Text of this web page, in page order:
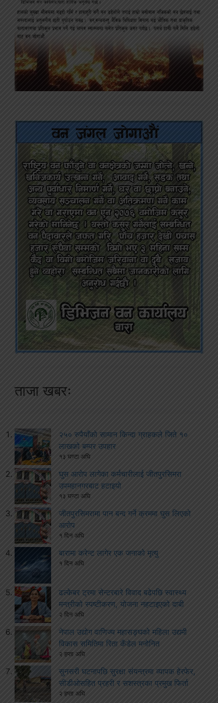
ताजा खबरः
२५० रुपैयाँको सामान किन्दा ग्राहकले जिते १०
लाखको बम्पर उपहार
१३ घण्टा अघि
घुस आरोप लागेका कर्मचारीलाई जीतपुरसिमरा
उपमहानगरबाट हटाइयो
१३ घण्टा अघि
जीतपुरसिमरामा पान बन्द गर्ने क्रममा घुस लिएको
आरोप
१ दिन अघि
बारामा करेन्ट लागेर एक जनाको मृत्यु
१ दिन अघि
ढल्केबर ट्रमा सेन्टरबारे विवाद बढेपछि स्वास्थ्य
मन्त्रीको स्पष्टीकरण, योजना नहटाइएको दाबी
२ दिन अघि
नेपाल उद्योग वाणिज्य महासङ्घको महिला उद्यमी
विकास समितिमा रिता कँडेल मनोनित
२ हप्ता अघि
सुनसरी घटनापछि सुरक्षा संयन्त्रमा व्यापक हेरफेर,
सीडीओसहित प्रहरी र सशस्त्रका प्रमुख फिर्ता
२ हप्ता अघि